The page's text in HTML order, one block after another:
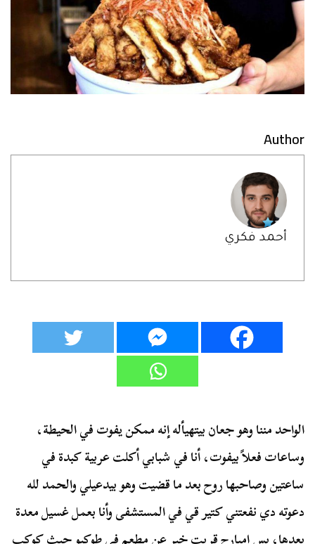
Author
أحمد فكري
الواحد مننا وهو جعان بيتهيأله إنه ممكن يفوت في الحيطة،
وساعات فعلاً بيفوت، أنا في شبابي أكلت عربية كبدة في
ساعتين وصاحبها روح بعد ما قضيت وهو بيدعيلي والحمد لله
دعوته دي نفعتني كتير قي في المستشفى وأنا بعمل غسيل معدة